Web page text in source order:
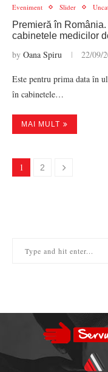
Eveniment Slider
Premieră în
cabinetele medicilor
by Oana Spiru 22/09/
Este pentru prima data în
în cabinetele…
MAI MULT
1 2